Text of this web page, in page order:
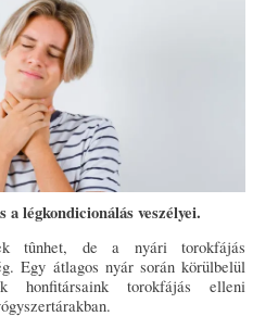
légkondicionálás veszélyei.
tûnhet, de a nyári torokfájás
Egy átlagos nyár során körülbelül
honfitársaink torokfájás elleni